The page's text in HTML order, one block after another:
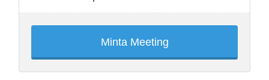
Minta Meeting